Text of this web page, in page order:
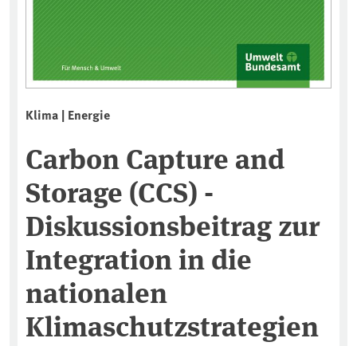
Klima | Energie
Carbon Capture and
Storage (CCS) -
Diskussionsbeitrag zur
Integration in die
nationalen
Klimaschutzstrategien